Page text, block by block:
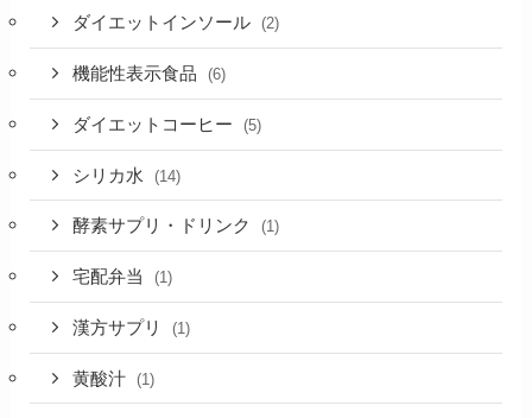
ダイエットインソール (2)
機能性表示食品 (6)
ダイエットコーヒー (5)
シリカ水 (14)
酵素サプリ・ドリンク (1)
宅配弁当 (1)
漢方サプリ (1)
黄酸汁 (1)